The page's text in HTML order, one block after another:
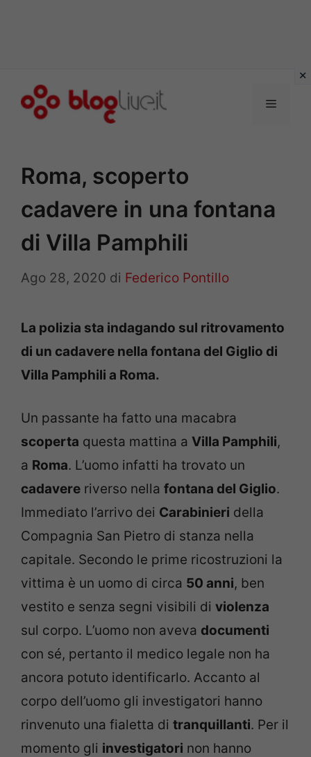
Menu
Roma, scoperto
cadavere in una fontana
di Villa Pamphili
Ago 28, 2020 di Federico Pontillo
La polizia sta indagando sul ritrovamento
di un cadavere nella fontana del Giglio di
Villa Pamphili a Roma.
Un passante ha fatto una macabra
scoperta questa mattina a Villa Pamphili,
a Roma. L’uomo infatti ha trovato un
cadavere riverso nella fontana del Giglio.
Immediato l’arrivo dei Carabinieri della
Compagnia San Pietro di stanza nella
capitale. Secondo le prime ricostruzioni la
vittima è un uomo di circa 50 anni, ben
vestito e senza segni visibili di violenza
sul corpo. L’uomo non aveva documenti
con sé, pertanto il medico legale non ha
ancora potuto identificarlo. Accanto al
corpo dell’uomo gli investigatori hanno
rinvenuto una fialetta di tranquillanti. Per il
momento gli investigatori non hanno